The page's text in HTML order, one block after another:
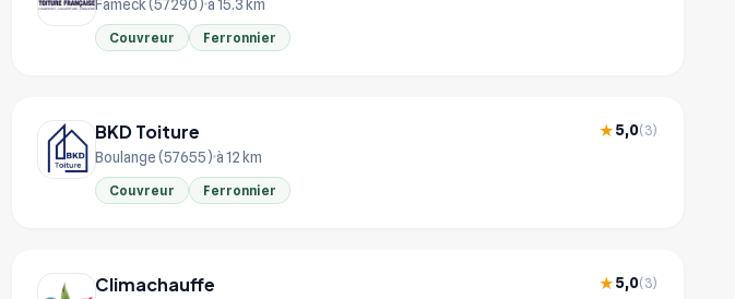
Fameck (57290) à 15.3 km
Couvreur Ferronnier
BKD Toiture ★5,0(3)
Boulange (57655) à 12 km
Couvreur Ferronnier
Climachauffe ★5,0(3)